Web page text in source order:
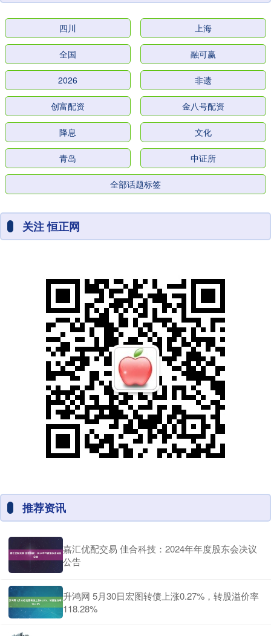
四川 上海
全国 融可赢
2026 非遗
创富配资 金八号配资
降息 文化
青岛 中证所
全部话题标签
关注 恒正网
推荐资讯
嘉汇优配交易 佳合科技：2024年年度股东会决议
公告
升鸿网 5月30日宏图转债上涨0.27%，转股溢价率
118.28%